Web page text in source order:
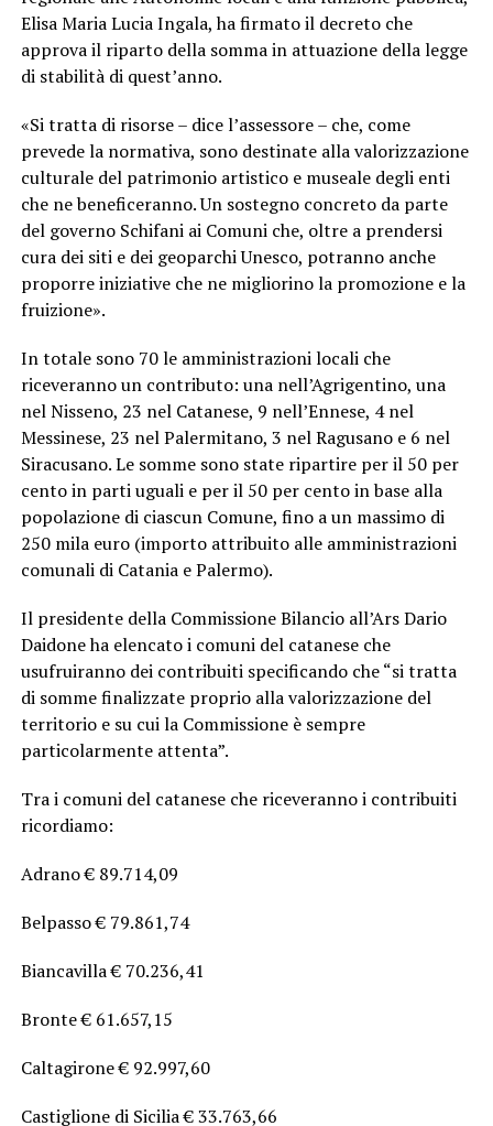
Elisa Maria Lucia Ingala, ha firmato il decreto che
approva il riparto della somma in attuazione della legge
di stabilità di quest’anno.
«Si tratta di risorse – dice l’assessore – che, come
prevede la normativa, sono destinate alla valorizzazione
culturale del patrimonio artistico e museale degli enti
che ne beneficeranno. Un sostegno concreto da parte
del governo Schifani ai Comuni che, oltre a prendersi
cura dei siti e dei geoparchi Unesco, potranno anche
proporre iniziative che ne migliorino la promozione e la
fruizione».
In totale sono 70 le amministrazioni locali che
riceveranno un contributo: una nell’Agrigentino, una
nel Nisseno, 23 nel Catanese, 9 nell’Ennese, 4 nel
Messinese, 23 nel Palermitano, 3 nel Ragusano e 6 nel
Siracusano. Le somme sono state ripartire per il 50 per
cento in parti uguali e per il 50 per cento in base alla
popolazione di ciascun Comune, fino a un massimo di
250 mila euro (importo attribuito alle amministrazioni
comunali di Catania e Palermo).
Il presidente della Commissione Bilancio all’Ars Dario
Daidone ha elencato i comuni del catanese che
usufruiranno dei contribuiti specificando che “si tratta
di somme finalizzate proprio alla valorizzazione del
territorio e su cui la Commissione è sempre
particolarmente attenta”.
Tra i comuni del catanese che riceveranno i contribuiti
ricordiamo:
Adrano € 89.714,09
Belpasso € 79.861,74
Biancavilla € 70.236,41
Bronte € 61.657,15
Caltagirone € 92.997,60
Castiglione di Sicilia € 33.763,66